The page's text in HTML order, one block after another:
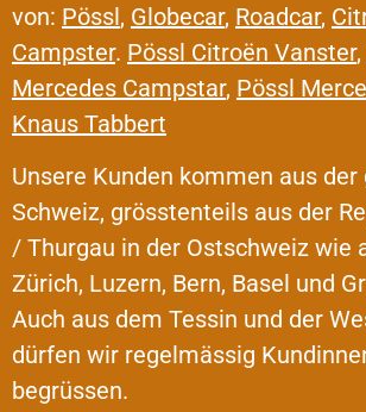
von: Pössl, Globecar, Roadcar,
Campster. Pössl Citroën Vanster,
Mercedes Campstar, Pössl
Knaus Tabbert
Unsere Kunden kommen aus
Schweiz, grösstenteils aus der
/ Thurgau in der Ostschweiz wie
Zürich, Luzern, Bern, Basel und
Auch aus dem Tessin und der
dürfen wir regelmässig
begrüssen.